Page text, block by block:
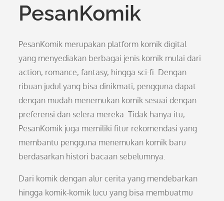
PesanKomik
PesanKomik merupakan platform komik digital
yang menyediakan berbagai jenis komik mulai dari
action, romance, fantasy, hingga sci-fi. Dengan
ribuan judul yang bisa dinikmati, pengguna dapat
dengan mudah menemukan komik sesuai dengan
preferensi dan selera mereka. Tidak hanya itu,
PesanKomik juga memiliki fitur rekomendasi yang
membantu pengguna menemukan komik baru
berdasarkan histori bacaan sebelumnya.
Dari komik dengan alur cerita yang mendebarkan
hingga komik-komik lucu yang bisa membuatmu